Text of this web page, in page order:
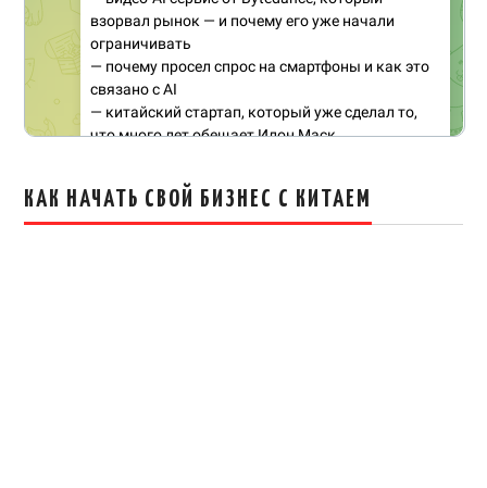
КАК НАЧАТЬ СВОЙ БИЗНЕС С КИТАЕМ